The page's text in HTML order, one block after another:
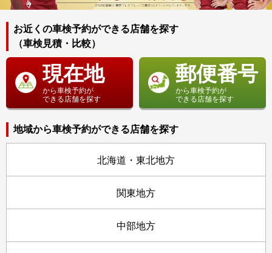
お近くの車検予約ができる店舗を探す
（車検見積・比較）
現在地
から車検予約が
できる店舗を探す
郵便番号
から車検予約が
できる店舗を探す
地域から車検予約ができる店舗を探す
北海道・東北地方
関東地方
中部地方